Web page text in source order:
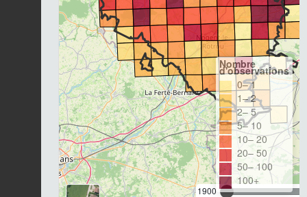
1900
Nombre
d'observations
0– 1
1– 2
2– 5
5– 10
10– 20
20– 50
50– 100
100+